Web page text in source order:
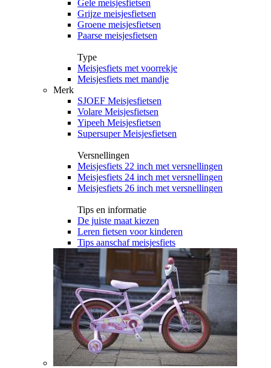
Gele meisjesfietsen
Grijze meisjesfietsen
Groene meisjesfietsen
Paarse meisjesfietsen
Type
Meisjesfiets met voorrekje
Meisjesfiets met mandje
Merk
SJOEF Meisjesfietsen
Volare Meisjesfietsen
Yipeeh Meisjesfietsen
Supersuper Meisjesfietsen
Versnellingen
Meisjesfiets 22 inch met versnellingen
Meisjesfiets 24 inch met versnellingen
Meisjesfiets 26 inch met versnellingen
Tips en informatie
De juiste maat kiezen
Leren fietsen voor kinderen
Tips aanschaf meisjesfiets